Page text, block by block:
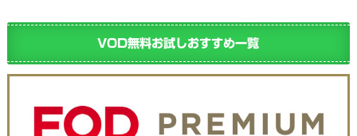
VOD無料お試しおすすめ一覧